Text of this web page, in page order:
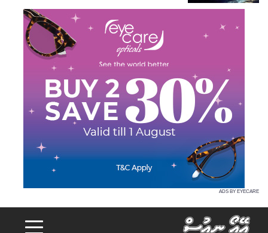
ADS BY EYECARE